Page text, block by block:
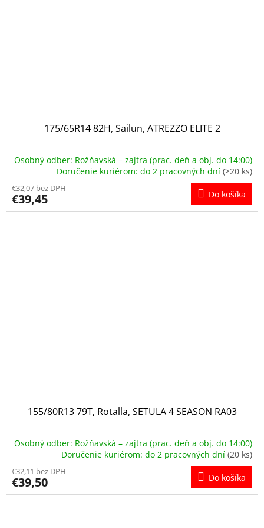
175/65R14 82H, Sailun, ATREZZO ELITE 2
Osobný odber: Rožňavská – zajtra (prac. deň a obj. do 14:00)
Doručenie kuriérom: do 2 pracovných dní (>20 ks)
€32,07 bez DPH
€39,45 Do košíka
155/80R13 79T, Rotalla, SETULA 4 SEASON RA03
Osobný odber: Rožňavská – zajtra (prac. deň a obj. do 14:00)
Doručenie kuriérom: do 2 pracovných dní (20 ks)
€32,11 bez DPH
€39,50 Do košíka